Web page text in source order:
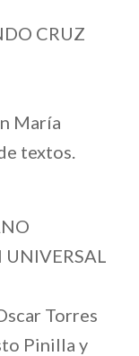
CRUZ
María
textos.
Torres
Pinilla y